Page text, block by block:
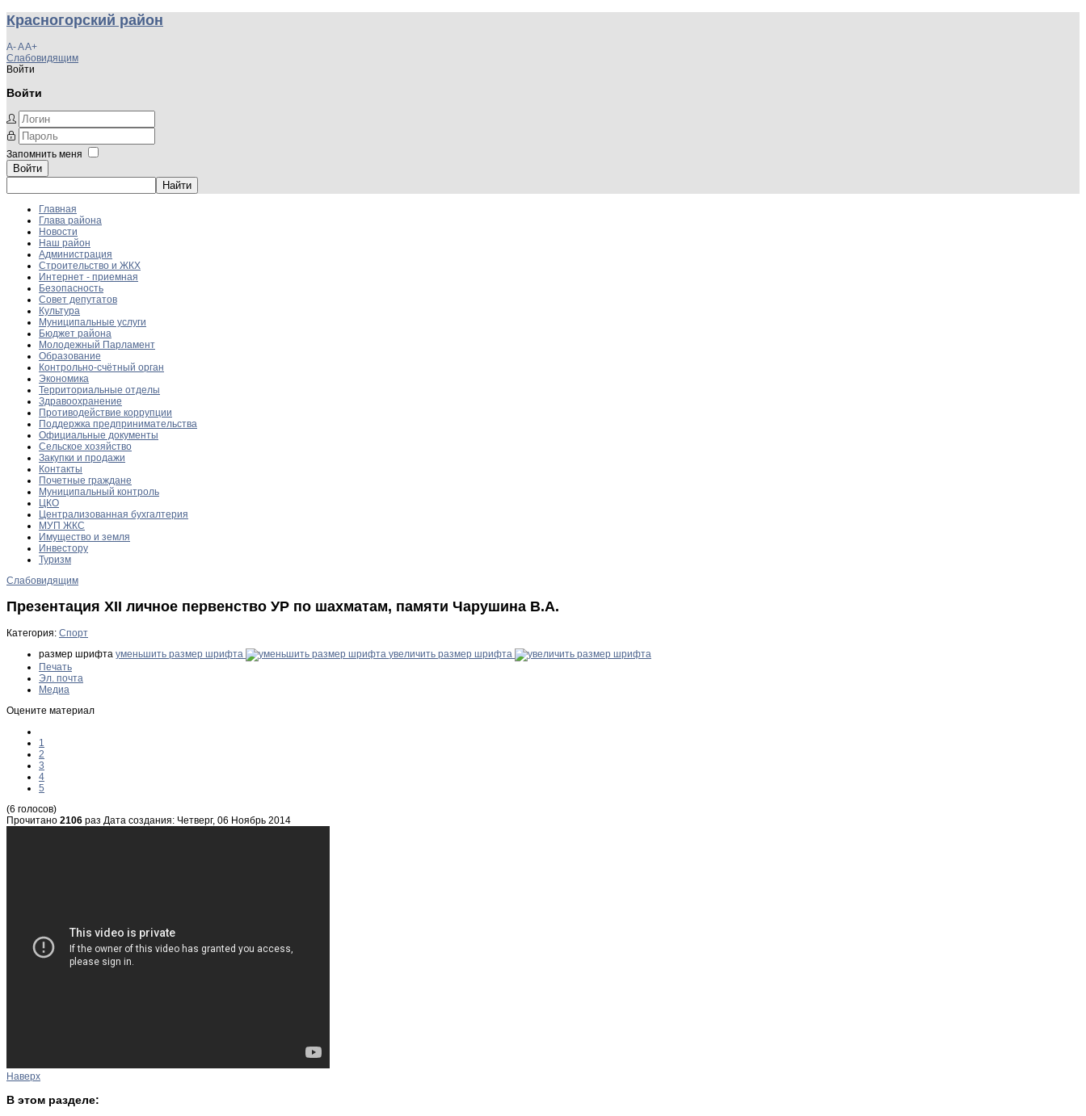
Красногорский район
A-AA+
Слабовидящим
Войти
Войти
Запомнить меня
Войти
Главная
Глава района
Новости
Наш район
Администрация
Строительство и ЖКХ
Интернет - приемная
Безопасность
Совет депутатов
Культура
Муниципальные услуги
Бюджет района
Молодежный Парламент
Образование
Контрольно-счётный орган
Экономика
Территориальные отделы
Здравоохранение
Противодействие коррупции
Поддержка предпринимательства
Официальные документы
Сельское хозяйство
Закупки и продажи
Контакты
Почетные граждане
Муниципальный контроль
ЦКО
Централизованная бухгалтерия
МУП ЖКС
Имущество и земля
Инвестору
Туризм
Слабовидящим
Презентация ХII личное первенство УР по шахматам, памяти Чарушина В.А.
Категория: Спорт
размер шрифта уменьшить размер шрифта
увеличить размер шрифта
Печать
Эл. почта
Медиа
Оцените материал
1
2
3
4
5
(6 голосов)
Прочитано 2106 раз Дата создания: Четверг, 06 Ноябрь 2014
Наверх
В этом разделе: